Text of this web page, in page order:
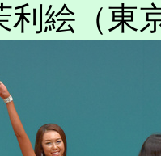
絵（東